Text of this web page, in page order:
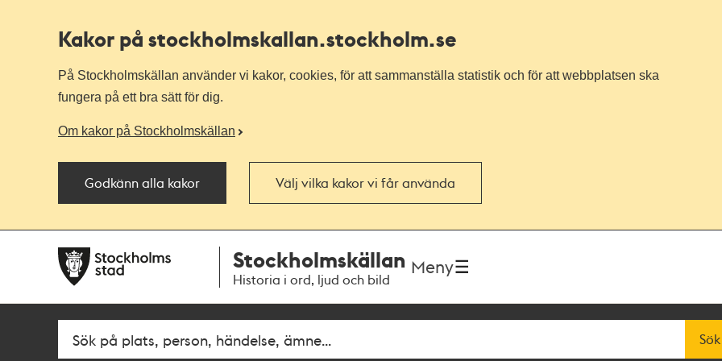
Kakor på stockholmskallan.stockholm.se
På Stockholmskällan använder vi kakor, cookies, för att sammanställa statistik och för att webbplatsen ska
fungera på ett bra sätt för dig.
Om kakor på Stockholmskällan
Godkänn alla kakor Välj vilka kakor vi får använda
navigationen
huvudinnehållet
Stockholmskällan
Historia i ord, ljud och bild
Meny
Fritextsök Sök